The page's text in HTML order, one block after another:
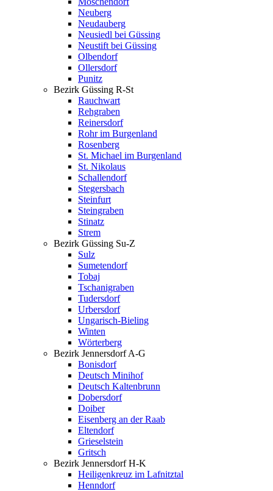
Neuberg
Neudauberg
Neusiedl bei Güssing
Neustift bei Güssing
Olbendorf
Ollersdorf
Punitz
Bezirk Güssing R-St
Rauchwart
Rehgraben
Reinersdorf
Rohr im Burgenland
Rosenberg
St. Michael im Burgenland
St. Nikolaus
Schallendorf
Stegersbach
Steinfurt
Steingraben
Stinatz
Strem
Bezirk Güssing Su-Z
Sulz
Sumetendorf
Tobaj
Tschanigraben
Tudersdorf
Urbersdorf
Ungarisch-Bieling
Winten
Wörterberg
Bezirk Jennersdorf A-G
Bonisdorf
Deutsch Minihof
Deutsch Kaltenbrunn
Dobersdorf
Doiber
Eisenberg an der Raab
Eltendorf
Grieselstein
Gritsch
Bezirk Jennersdorf H-K
Heiligenkreuz im Lafnitztal
Henndorf